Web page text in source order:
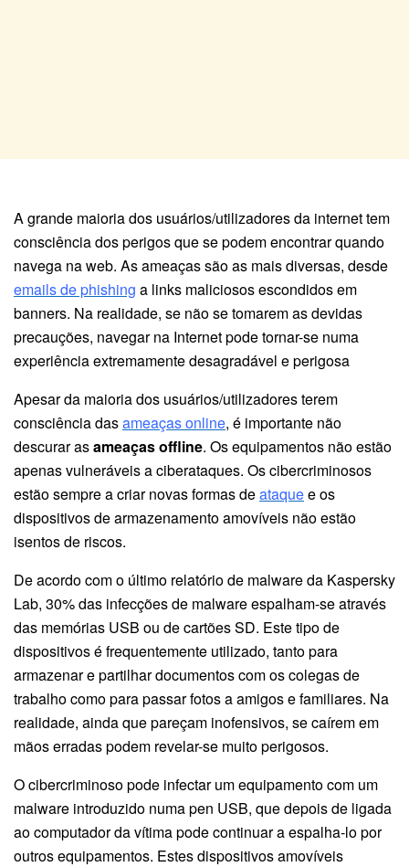
A grande maioria dos usuários/utilizadores da internet tem
consciência dos perigos que se podem encontrar quando
navega na web. As ameaças são as mais diversas, desde
emails de phishing a links maliciosos escondidos em
banners. Na realidade, se não se tomarem as devidas
precauções, navegar na Internet pode tornar-se numa
experiência extremamente desagradável e perigosa
Apesar da maioria dos usuários/utilizadores terem
consciência dasameaças online, é importante não
descurar asameaças offline. Os equipamentos não estão
apenas vulneráveis a ciberataques. Os cibercriminosos
estão sempre a criar novas formas deataquee os
dispositivos de armazenamento amovíveis não estão
isentos de riscos.
De acordo com o último relatório de malware da Kaspersky
Lab, 30% das infecções de malware espalham-se através
das memórias USB ou de cartões SD. Este tipo de
dispositivos é frequentemente utilizado, tanto para
armazenar e partilhar documentos com os colegas de
trabalho como para passar fotos a amigos e familiares. Na
realidade, ainda que pareçam inofensivos, se caírem em
mãos erradas podem revelar-se muito perigosos.
O cibercriminoso pode infectar um equipamento com um
malware introduzido numa pen USB, que depois de ligada
ao computador da vítima pode continuar a espalha-lo por
outros equipamentos. Estes dispositivos amovíveis